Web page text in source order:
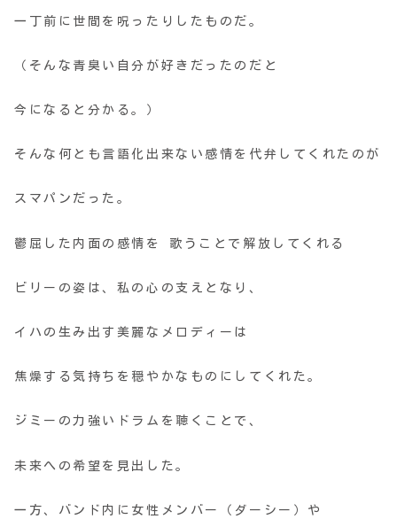
一丁前に世間を呪ったりしたものだ。
（そんな青臭い自分が好きだったのだと
今になると分かる。）
そんな何とも言語化出来ない感情を代弁してくれたのが
スマパンだった。
鬱屈した内面の感情を 歌うことで解放してくれる
ビリーの姿は、私の心の支えとなり、
イハの生み出す美麗なメロディーは
焦燥する気持ちを穏やかなものにしてくれた。
ジミーの力強いドラムを聴くことで、
未来への希望を見出した。
一方、バンド内に女性メンバー（ダーシー）や